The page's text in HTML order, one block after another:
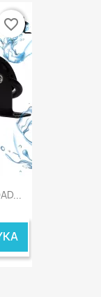
favorite_border